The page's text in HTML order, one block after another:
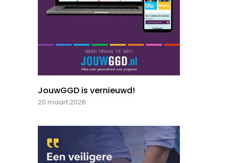
JouwGGD is vernieuwd!
20 maart 2026